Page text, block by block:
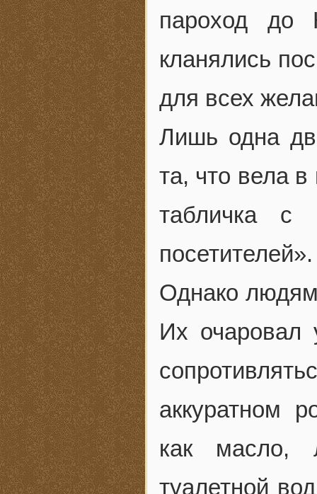
пароход до
кланялись
для всех
Лишь одна
та, что вела
табличка с
посетителей».
Однако
Их очаровал
аккуратном
как масло,
туалетной